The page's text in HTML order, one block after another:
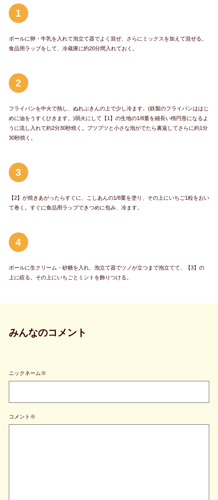
1
ボールに卵・牛乳を入れて泡立て器でよく混ぜ、さらにミックスを加えて混ぜる。
食品用ラップをして、冷蔵庫に約20分間入れておく。
2
フライパンを中火で熱し、ぬれぶきんの上で少し冷ます。(鉄製のフライパンははじ
めに油をうすくひきます。)弱火にして【1】の生地の1/8量を細長い楕円形になるよ
うに流し入れて約2分30秒焼く。プツプツと小さな泡がでたら裏返してさらに約1分
30秒焼く。
3
【2】が焼きあがったらすぐに、こしあんの1/8量を塗り、その上にいちご1粒をおい
て巻く。すぐに食品用ラップできつめに包み、冷ます。
4
ボールに生クリーム・砂糖を入れ、泡立て器でツノが立つまで泡立てて、【3】の
上に絞る。その上にいちごとミントを飾りつける。
みんなのコメント
ニックネーム※
コメント※